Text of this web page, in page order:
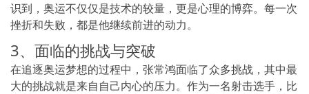
识到，奥运不仅仅是技术的较量，更是心理的博弈。每一次
挫折和失败，都是他继续前进的动力。
3、面临的挑战与突破
在追逐奥运梦想的过程中，张常鸿面临了众多挑战，其中最
大的挑战就是来自自己内心的压力。作为一名射击选手，比